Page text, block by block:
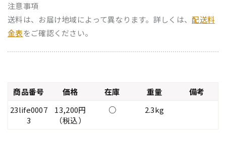
注意事項
送料は、お届け地域によって異なります。詳しくは、配送料
金表をご確認ください。
商品番号 価格 在庫 重量
備考
23life0007
3
13,200円
（税込）
○ 2.3kg